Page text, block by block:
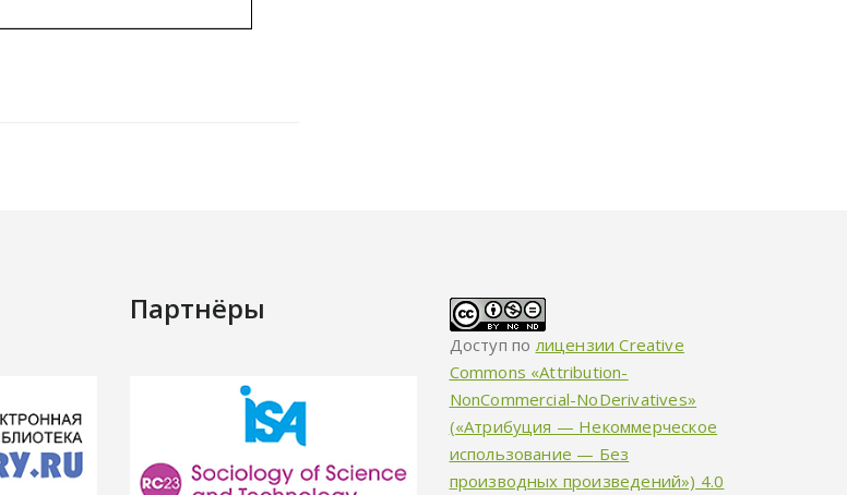
Партнёры
Доступ по лицензии Creative
Commons «Attribution-
NonCommercial-NoDerivatives»
(«Атрибуция — Некоммерческое
использование — Без
производных произведений») 4.0